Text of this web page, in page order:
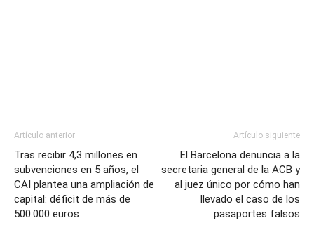
Artículo anterior
Tras recibir 4,3 millones en
subvenciones en 5 años, el
CAI plantea una ampliación de
capital: déficit de más de
500.000 euros
Artículo siguiente
El Barcelona denuncia a la
secretaria general de la ACB y
al juez único por cómo han
llevado el caso de los
pasaportes falsos